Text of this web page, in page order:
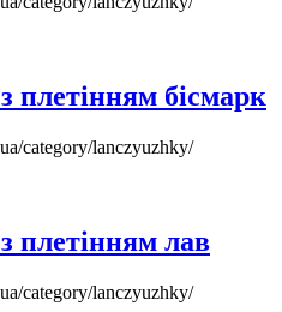
бісмарк
category/lanczyuzhky/
плетінням лав
category/lanczyuzhky/